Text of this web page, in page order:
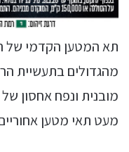
מהגדולים בתעשיית
מעט תאי מטען